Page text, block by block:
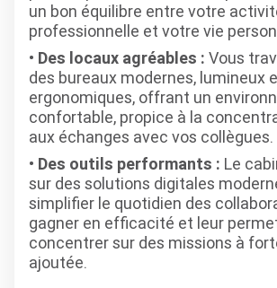
un bon équilibre entre votre
professionnelle et votre vie
Des locaux agréables : Vous
des bureaux modernes, lumineux
ergonomiques, offrant un
confortable, propice à la
aux échanges avec vos collègues.
Des outils performants : Le
sur des solutions digitales
simplifier le quotidien des
gagner en efficacité et leur
concentrer sur des missions à
ajoutée.